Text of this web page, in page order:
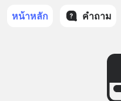
หน้าหลัก คำถาม